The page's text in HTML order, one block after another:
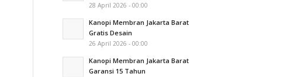
28 April 2026 - 00:00
Kanopi Membran Jakarta Barat
Gratis Desain
26 April 2026 - 00:00
Kanopi Membran Jakarta Barat
Garansi 15 Tahun